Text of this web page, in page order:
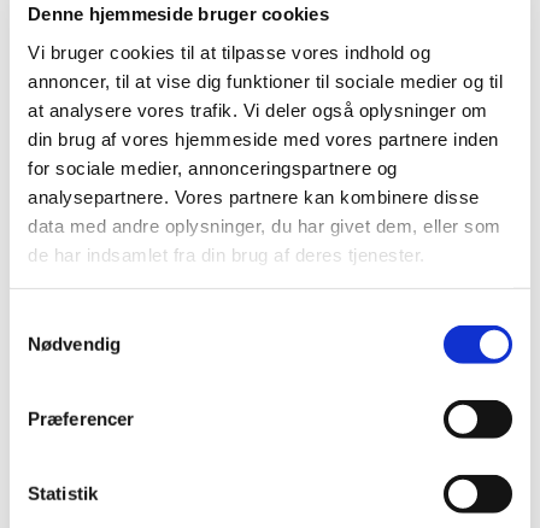
Denne hjemmeside bruger cookies
Vi bruger cookies til at tilpasse vores indhold og
annoncer, til at vise dig funktioner til sociale medier og til
at analysere vores trafik. Vi deler også oplysninger om
din brug af vores hjemmeside med vores partnere inden
for sociale medier, annonceringspartnere og
analysepartnere. Vores partnere kan kombinere disse
data med andre oplysninger, du har givet dem, eller som
de har indsamlet fra din brug af deres tjenester.
Nødvendig
Præferencer
Statistik
2021 (44)
2020 (62)
2019 (20)
2018 (37)
2017 (48)
2016 (43)
2013 (3)
2012 (11)
June (3)
March (2)
2009 (14)